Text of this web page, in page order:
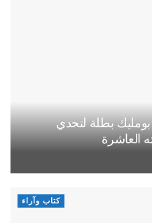
بومليك بطلة لتحدي
العاشرة
كتاب وآراء